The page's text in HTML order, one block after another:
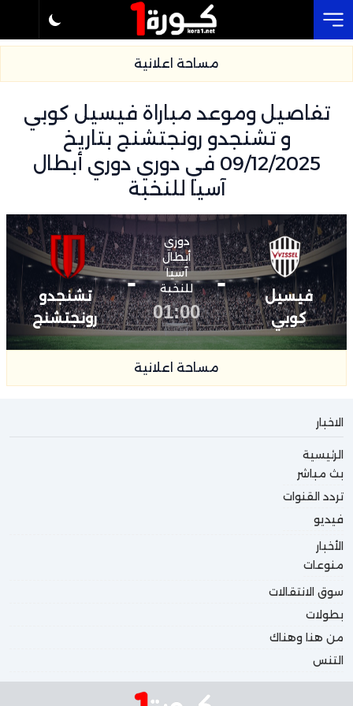
مساحة اعلانية
تفاصيل وموعد مباراة فيسيل كوبي
و تشنجدو رونجتشنج بتاريخ
09/12/2025 في دوري دوري أبطال
آسيا للنخبة
فيسيل
كوبي
-
دوري
أبطال
آسيا
للنخبة
01:00
-
تشنجدو
رونجتشنج
مساحة اعلانية
الاخبار
الرئيسية
بث مباشر
تردد القنوات
فيديو
الأخبار
منوعات
سوق الانتقالات
بطولات
من هنا وهناك
التنس